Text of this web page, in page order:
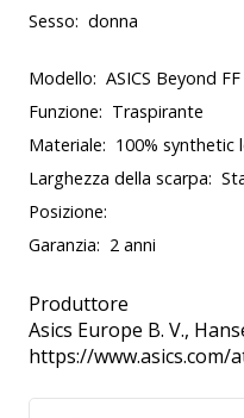
Sesso: donna
Modello: ASICS Beyond FF
Funzione: Traspirante
Materiale: 100% synthetic
Larghezza della scarpa:
Posizione:
Garanzia: 2 anni
Produttore
Asics Europe B. V.,
https://